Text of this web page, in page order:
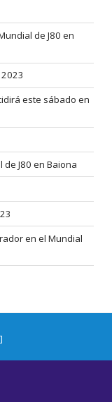
de J80 en
2023
este sábado en
J80 en Baiona
en el Mundial